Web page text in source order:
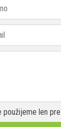
použijeme len